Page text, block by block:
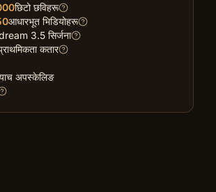
छिटो छविहरू
आधारभूत भिडियोहरू
3.5 सिर्जना
कतार
अपस्केलिङ